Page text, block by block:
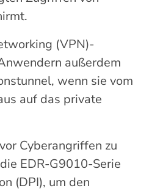
(VPN)-
außerdem
wenn sie vom
auf das private
Cyberangriffen zu
EDR-G9010-Serie
(DPI), um den